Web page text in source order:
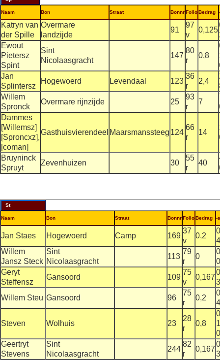
Naam Bon Straat BonnrFolioBedrag
Katryn van
der Spille
Overmare
landzijde
91
97
v
0,125
Ewout
Pietersz
Spint
Sint
Nicolaasgracht
147
80
r
0,8
Jan
Splintersz
Hogewoerd Levendaal 123
36
r
2,4
Willem
Spronck
Overmare rijnzijde 25
93
r
7
Dammes
[Willemsz]
[Sproncxz],
[coman]
Gasthuisvierendeel Maarsmanssteeg 124
66
r
14
Bruyninck
Spruyt
Zevenhuizen 30
55
r
40
St
Naam Bon Straat BonnrFolioBedrag -
Jan Staes Hogewoerd Camp 169
37
v
0,2
Willem
Jansz Steck
Sint
Nicolaasgracht
113
79
r
0
Geryt
Steffensz
Gansoord 109
75
v
0,167
Willem Steu Gansoord 96
75
r
0,2
Steven Wolhuis 23
28
r
0,8
0
Geertryt
Stevens
Sint
Nicolaasgracht
244
82
r
0,167